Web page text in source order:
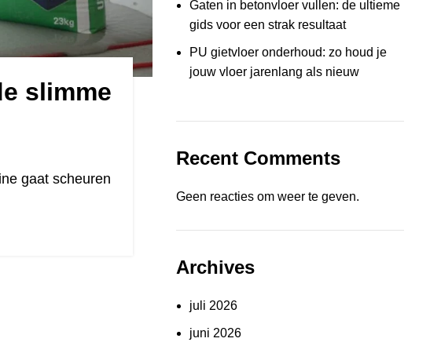
slimme
gaat scheuren
Gaten in betonvloer vullen: de ultieme
gids voor een strak resultaat
PU gietvloer onderhoud: zo houd je
jouw vloer jarenlang als nieuw
Recent Comments
Geen reacties om weer te geven.
Archives
juli 2026
juni 2026